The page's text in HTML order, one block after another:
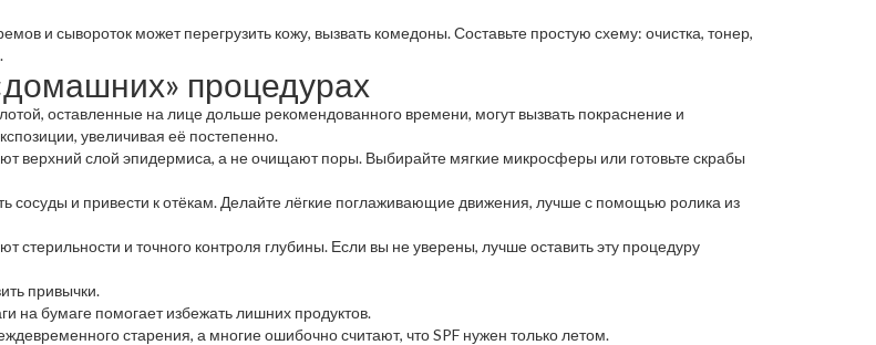
и сывороток может перегрузить кожу, вызвать комедоны. Составьте простую схему: очистка, тонер,
процедурах
оставленные на лице дольше рекомендованного времени, могут вызвать покраснение и
увеличивая её постепенно.
верхний слой эпидермиса, а не очищают поры. Выбирайте мягкие микросферы или готовьте скрабы
сосуды и привести к отёкам. Делайте лёгкие поглаживающие движения, лучше с помощью ролика из
и точного контроля глубины. Если вы не уверены, лучше оставить эту процедуру
привычки.
на бумаге помогает избежать лишних продуктов.
старения, а многие ошибочно считают, что SPF нужен только летом.